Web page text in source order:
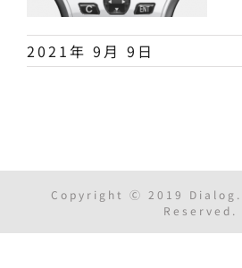
2021年 9月 9日
Copyright Ⓒ 2019
Reserved.